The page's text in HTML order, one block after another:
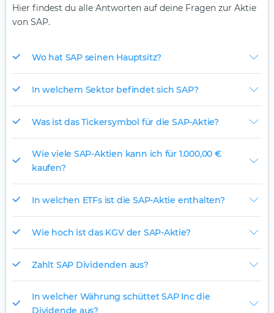
Hier findest du alle Antworten auf deine Fragen zur Aktie
von SAP.
Wo hat SAP seinen Hauptsitz?
In welchem Sektor befindet sich SAP?
Was ist das Tickersymbol für die SAP-Aktie?
Wie viele SAP-Aktien kann ich für 1.000,00 €
kaufen?
In welchen ETFs ist die SAP-Aktie enthalten?
Wie hoch ist das KGV der SAP-Aktie?
Zahlt SAP Dividenden aus?
In welcher Währung schüttet SAP Inc die
Dividende aus?